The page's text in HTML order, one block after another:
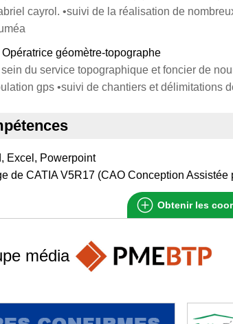
cayrol. •suivi de la réalisation de
Opératrice géomètre-topographe
du service topographique et foncier de
gps •suivi de chantiers et délimitations
Excel, Powerpoint
de CATIA V5R17 (CAO Conception Assistée
Obtenir les
média